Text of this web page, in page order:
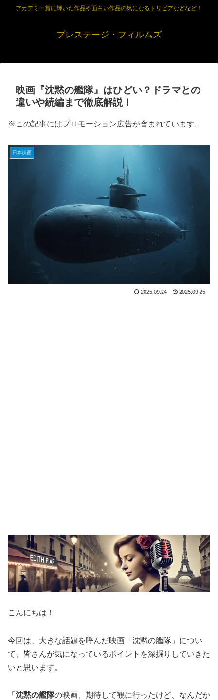
アカデミー賞に輝いた作品や面白い作品の気になるトリビアなどなど！
プレステージ・フィルムズ
映画『沈黙の艦隊』はひどい？ドラマとの
違いや続編まで徹底解説！
※この記事にはプロモーション広告が含まれています。
日本映画
2025.09.24 2025.09.25
こんにちは！
今回は、大きな話題を呼んだ映画「沈黙の艦隊」につい
て、皆さんが気になっているポイントを深掘りしていきた
いと思います。
「 沈黙の艦隊の映画、期待して観に行ったけど、なんだか